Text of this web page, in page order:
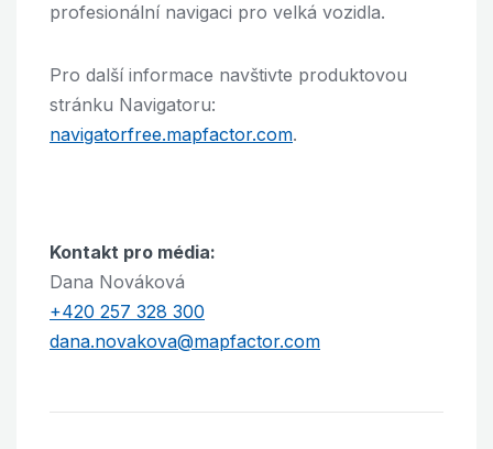
profesionální navigaci pro velká vozidla.
Pro další informace navštivte produktovou
stránku Navigatoru:
navigatorfree.mapfactor.com.
Kontakt pro média:
Dana Nováková
+420 257 328 300
dana.novakova@mapfactor.com